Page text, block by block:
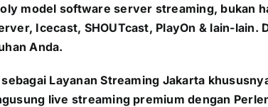
model software server streaming, bukan
Icecast, SHOUTcast, PlayOn & lain-
Anda.
Layanan Streaming Jakarta
live streaming premium dengan